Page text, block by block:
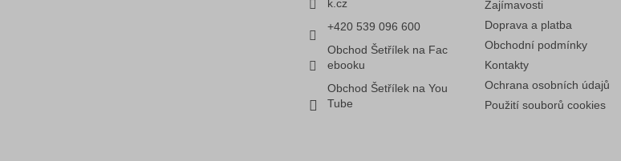
k.cz
+420 539 096 600
Obchod Šetřílek na Fac
ebooku
Obchod Šetřílek na You
Tube
Zajímavosti
Doprava a platba
Obchodní podmínky
Kontakty
Ochrana osobních údajů
Použití souborů cookies